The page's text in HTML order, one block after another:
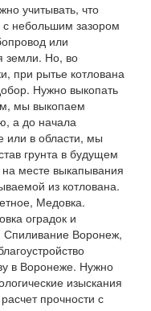
учитывать, что
небольшим зазором
или
земли. Но, во
при рытье котлована
Нужно выкопать
мы выкопаем
а до начала
или в области, мы
грунта в будущем
месте выкапывания
из котлована.
Медовка.
оградок и
Спиливание Воронеж,
в Воронеже. Нужно
изыскания
прочности с